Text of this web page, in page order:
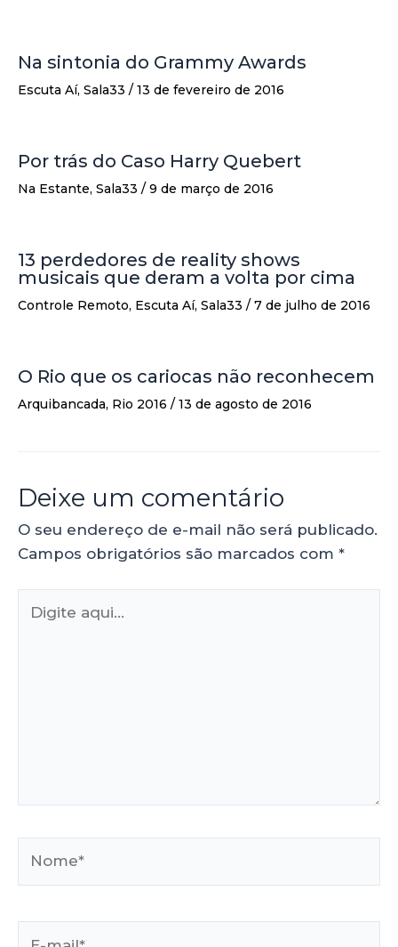
Na sintonia do Grammy Awards
Escuta Aí, Sala33 / 13 de fevereiro de 2016
Por trás do Caso Harry Quebert
Na Estante, Sala33 / 9 de março de 2016
13 perdedores de reality shows
musicais que deram a volta por cima
Controle Remoto, Escuta Aí, Sala33 / 7 de julho de 2016
O Rio que os cariocas não reconhecem
Arquibancada, Rio 2016 / 13 de agosto de 2016
Deixe um comentário
O seu endereço de e-mail não será publicado.
Campos obrigatórios são marcados com *